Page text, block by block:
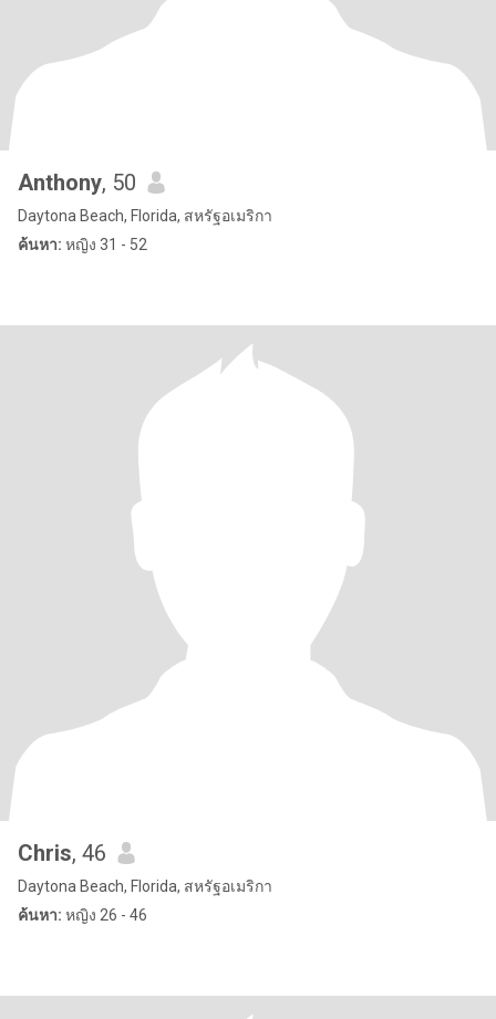
Anthony, 50
Daytona Beach, Florida, สหรัฐอเมริกา
ค้นหา: หญิง 31 - 52
Chris, 46
Daytona Beach, Florida, สหรัฐอเมริกา
ค้นหา: หญิง 26 - 46